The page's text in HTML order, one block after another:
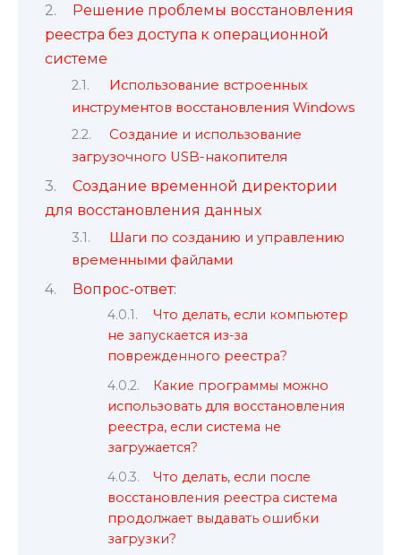
Решение проблемы восстановления
реестра без доступа к операционной
системе
Использование встроенных
инструментов восстановления Windows
Создание и использование
загрузочного USB-накопителя
Создание временной директории
для восстановления данных
Шаги по созданию и управлению
временными файлами
Вопрос-ответ:
Что делать, если компьютер
не запускается из-за
поврежденного реестра?
Какие программы можно
использовать для восстановления
реестра, если система не
загружается?
Что делать, если после
восстановления реестра система
продолжает выдавать ошибки
загрузки?